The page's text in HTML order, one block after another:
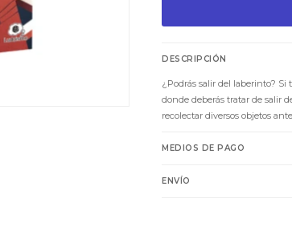
DESCRIPCIÓN
¿Podrás salir del laberinto? Si
donde deberás tratar de salir
recolectar diversos objetos
MEDIOS DE PAGO
ENVÍO